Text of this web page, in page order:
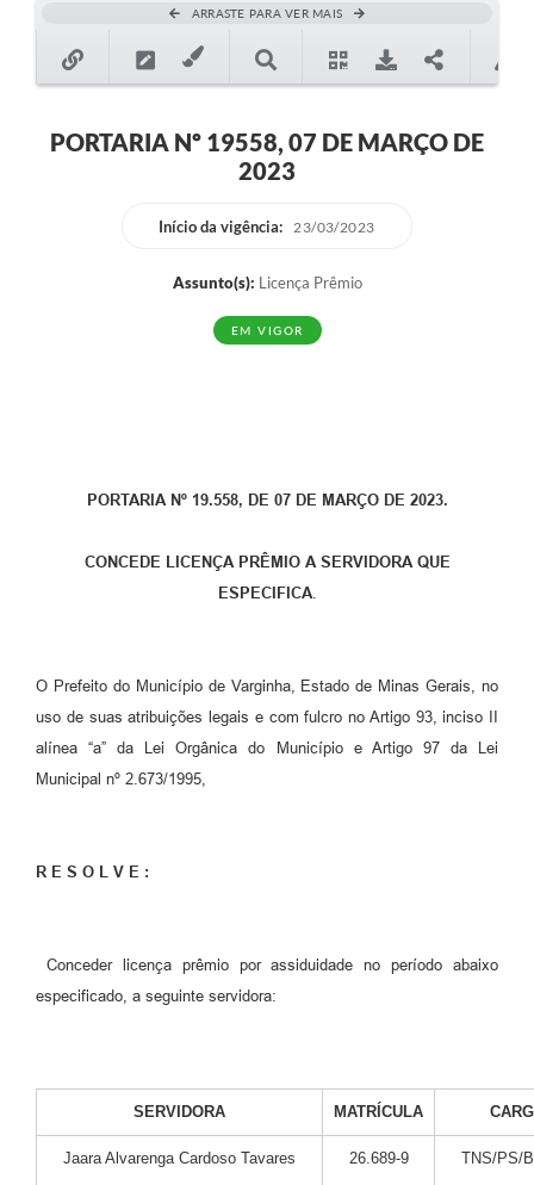
ARRASTE PARA VER MAIS
PORTARIA Nº 19558, 07 DE MARÇO DE
2023
Início da vigência: 23/03/2023
Assunto(s): Licença Prêmio
EM VIGOR
PORTARIA Nº 19.558, DE 07 DE MARÇO DE 2023.
CONCEDE LICENÇA PRÊMIO A SERVIDORA QUE
ESPECIFICA.
O Prefeito do Município de Varginha, Estado de Minas Gerais, no
uso de suas atribuições legais e com fulcro no Artigo 93, inciso II
alínea “a” da Lei Orgânica do Município e Artigo 97 da Lei
Municipal nº 2.673/1995,
R E S O L V E :
Conceder licença prêmio por assiduidade no período abaixo
especificado, a seguinte servidora:
SERVIDORA MATRÍCULA
Jaara Alvarenga Cardoso Tavares 26.689-9 TNS/PS/